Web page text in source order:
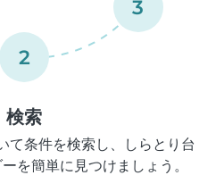
2
3
検索
て条件を検索し、しらとり台
を簡単に見つけましょう。